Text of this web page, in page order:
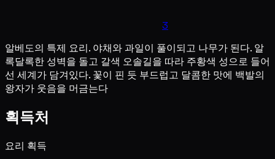
3
알베도의 특제 요리. 야채와 과일이 풀이되고 나무가 된다. 알
록달록한 성벽을 돌고 갈색 오솔길을 따라 주황색 성으로 들어
선 세계가 담겨있다. 꽃이 핀 듯 부드럽고 달콤한 맛에 백발의
왕자가 웃음을 머금는다
획득처
요리 획득